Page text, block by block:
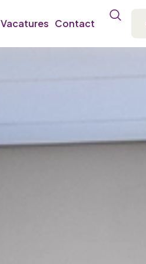
Vacatures Contact